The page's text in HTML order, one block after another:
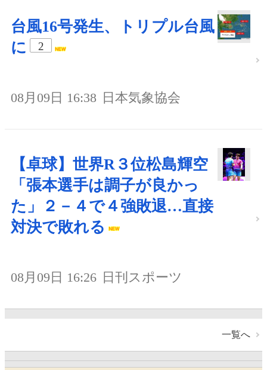
台風16号発生、トリプル台風
に
2
08月09日 16:38 日本気象協会
【卓球】世界R３位松島輝空
「張本選手は調子が良かっ
た」２－４で４強敗退…直接
対決で敗れる
08月09日 16:26 日刊スポーツ
一覧へ